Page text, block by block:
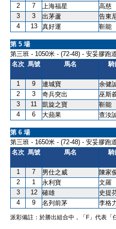
2
7 上海福星 高慈
3
3 出茅蘆 告東
4
13 真好運 靳能
第 5 場
第三班 - 1050米 - (72-48) - 安妥膠跑
名次 馬號 馬名 騎
1 9 連城寶 余健
2
3 奇兵突出 巫斯
3
11 凱旋之寶 靳能
4
6 大蘋果 查汝
第 6 場
第三班 - 1650米 - (72-48) - 安妥膠跑
名次 馬號 馬名 騎
1 7 男仕之威 陳家
2
1 永利寶 文羅
3
12 確雄 史提
4
9 名列前茅 李格
派彩備註：於勝出組合中，「F」代表